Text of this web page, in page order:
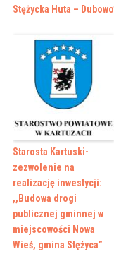
Stężycka Huta –
Starosta Kartuski-
zezwolenie na
realizację inwestycji:
,,Budowa drogi
publicznej gminnej w
miejscowości Nowa
Wieś, gmina Stężyca”